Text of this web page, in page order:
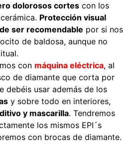
dolorosos cortes con los
Protección visual
ser recomendable por si nos
de baldosa, aunque no
con máquina eléctrica, al
de diamante que corta por
debéis usar además de los
y sobre todo en interiores,
y mascarilla. Tendremos
los mismos EPI´s
con brocas de diamante.